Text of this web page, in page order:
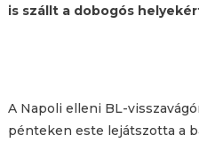
is szállt a dobogós
A Napoli elleni BL-
pénteken este lejátszotta a